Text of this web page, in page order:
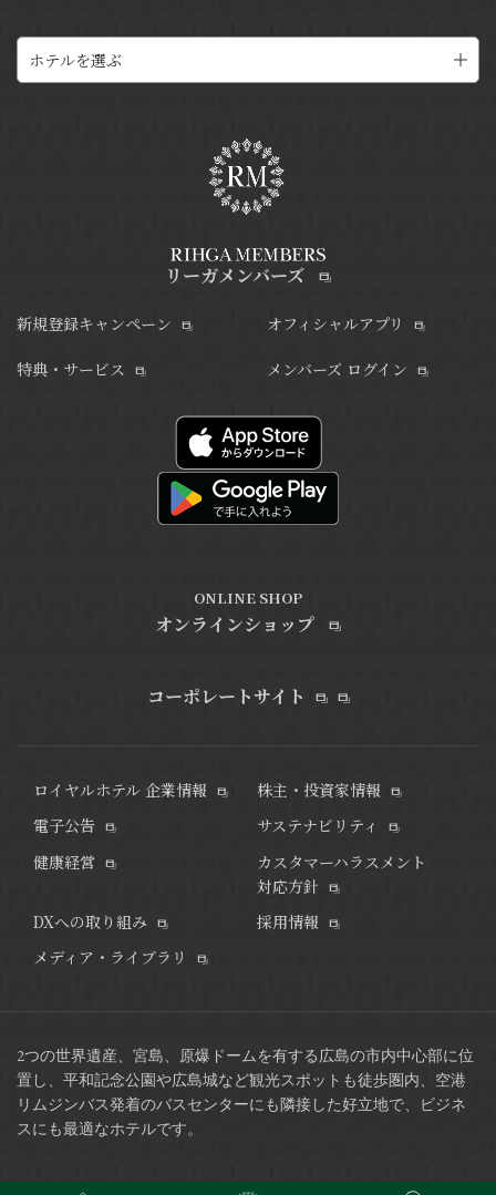
ホテルを選ぶ
リーガメンバーズ
新規登録キャンペーン
特典・サービス
オフィシャルアプリ
メンバーズ ログイン
ONLINE SHOP
オンラインショップ
コーポレートサイト
ロイヤルホテル 企業情報
株主・投資家情報
電子公告
サステナビリティ
健康経営
カスタマーハラスメント
対応方針
DXへの取り組み
採用情報
メディア・ライブラリ
2つの世界遺産、宮島、原爆ドームを有する広島の市内中心部に位
置し、平和記念公園や広島城など観光スポットも徒歩圏内、 空港
リムジンバス発着のバスセンターにも隣接した好立地で、ビジネ
スにも最適なホテルです。